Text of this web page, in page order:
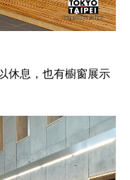
休息，也有櫥窗展示